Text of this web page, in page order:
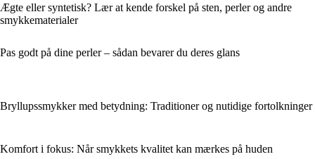
Ægte eller syntetisk? Lær at kende forskel på sten, perler og andre
smykkematerialer
Pas godt på dine perler – sådan bevarer du deres glans
Bryllupssmykker med betydning: Traditioner og nutidige fortolkninger
Komfort i fokus: Når smykkets kvalitet kan mærkes på huden